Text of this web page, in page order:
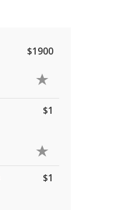
$1900
$1
$1